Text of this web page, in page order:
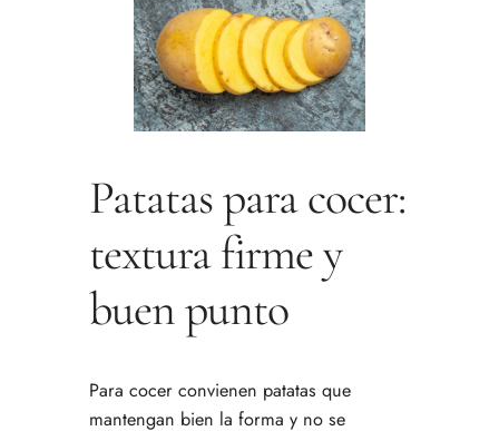
Patatas para cocer:
textura firme y
buen punto
Para cocer convienen patatas que
mantengan bien la forma y no se